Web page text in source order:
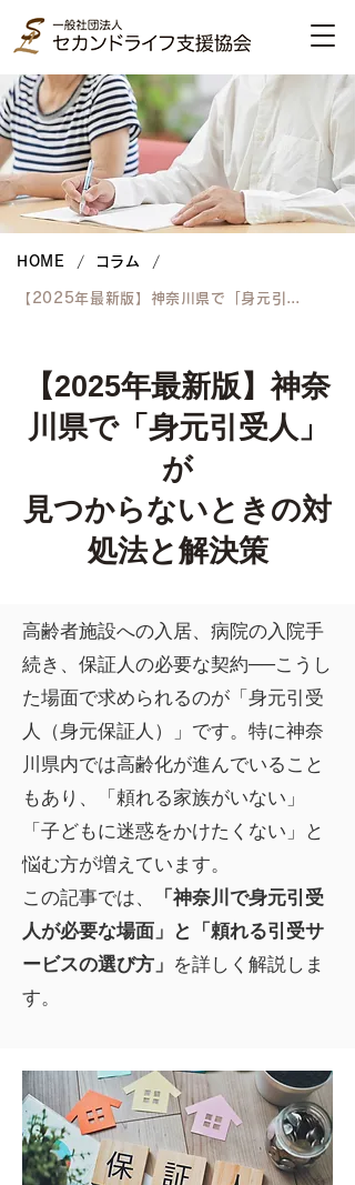
HOME / コラム /
【2025年最新版】神奈
川県で「身元引受人」
が
見つからないときの対
処法と解決策
高齢者施設への入居、病院の入院手
続き、保証人の必要な契約──こうし
た場面で求められるのが「身元引受
人（身元保証人）」です。特に神奈
川県内では高齢化が進んでいること
もあり、「頼れる家族がいない」
「子どもに迷惑をかけたくない」と
悩む方が増えています。
この記事では、
「神奈川で身元引受
人が必要な場面」と「頼れる引受サ
ービスの選び方」 を詳しく解説しま
す。